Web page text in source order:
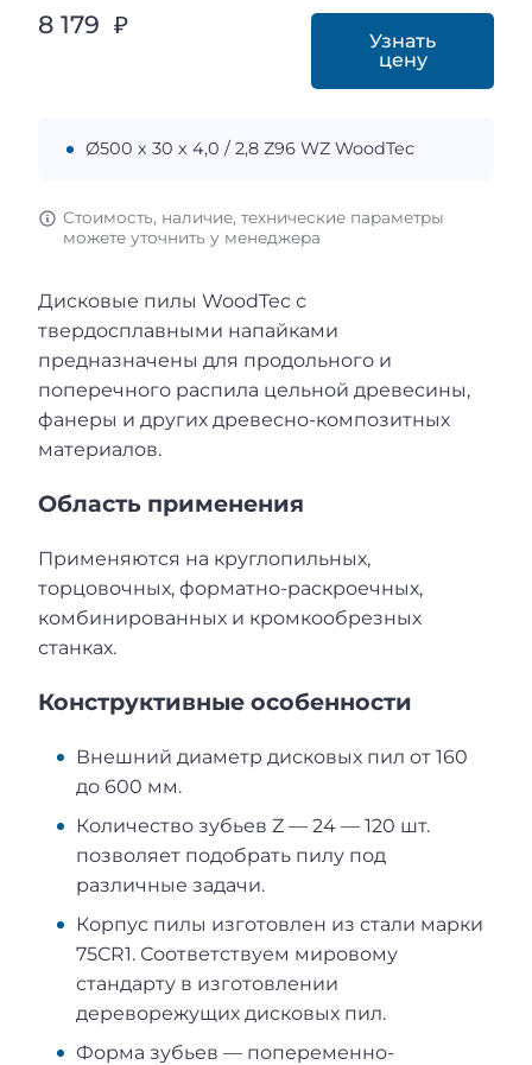
8 179 ₽
Узнать
цену
Ø500 х 30 х 4,0 / 2,8 Z96 WZ WoodTec
Стоимость, наличие, технические параметры
можете уточнить у менеджера
Дисковые пилы WoodTec с
твердосплавными напайками
предназначены для продольного и
поперечного распила цельной древесины,
фанеры и других древесно-композитных
материалов.
Область применения
Применяются на круглопильных,
торцовочных, форматно-раскроечных,
комбинированных и кромкообрезных
станках.
Конструктивные особенности
Внешний диаметр дисковых пил от 160
до 600 мм.
Количество зубьев Z — 24 — 120 шт.
позволяет подобрать пилу под
различные задачи.
Корпус пилы изготовлен из стали марки
75СR1. Соответствуем мировому
стандарту в изготовлении
дереворежущих дисковых пил.
Форма зубьев — попеременно-